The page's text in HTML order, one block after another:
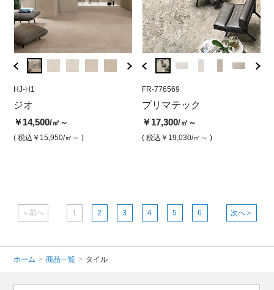
HJ-H1
ジオ
￥14,500/㎡～
( 税込￥15,950/㎡～ )
HJ-H1
ジオ ホワイト（マット）
￥14,500/㎡
( 税込￥15,950/㎡ )
FR-776662
プリマテック プリマベー
ジュ02（グリップ）
￥17,900/㎡
FR-776569
プリマテック
￥17,300/㎡～
( 税込￥19,030/㎡～ )
＜前へ 1 2 3 4 5 6 次へ＞
ホーム > 商品一覧 > タイル